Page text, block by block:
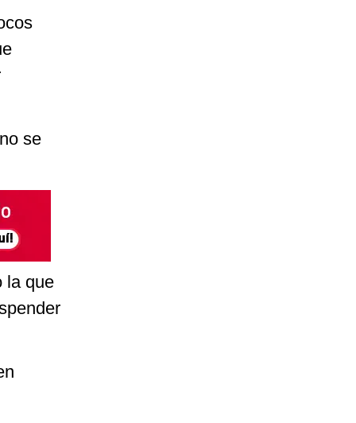
se
la que